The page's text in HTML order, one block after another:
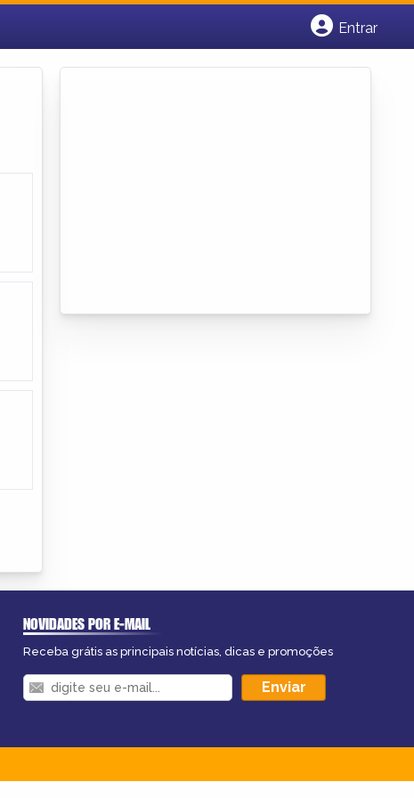
Entrar
NOVIDADES POR E-MAIL
Receba grátis as principais notícias, dicas e promoções